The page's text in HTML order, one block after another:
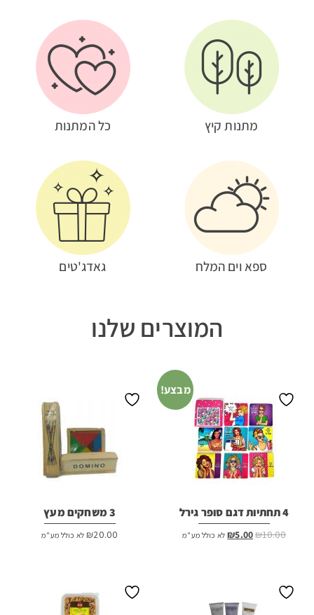
מתנות קיץ כל המתנות
ספא וים המלח גאדג'טים
המוצרים שלנו
מבצע!
4 תחתיות דגם סופר גירל
₪10.00
המחיר
₪5.00 המחיר
לא כולל מע"מ
3 משחקים מעץ
₪20.00 לא כולל מע"מ